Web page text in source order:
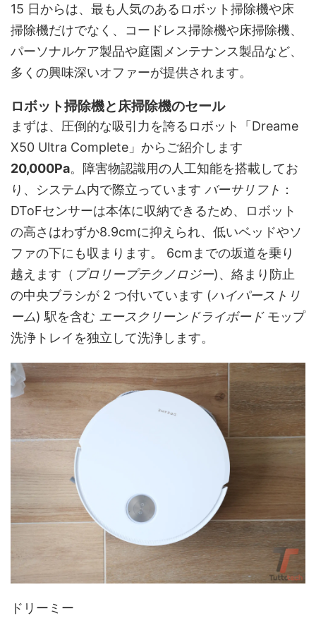
15 日からは、最も人気のあるロボット掃除機や床
掃除機だけでなく、コードレス掃除機や床掃除機、
パーソナルケア製品や庭園メンテナンス製品など、
多くの興味深いオファーが提供されます。
ロボット掃除機と床掃除機のセール
まずは、圧倒的な吸引力を誇るロボット「Dreame
X50 Ultra Complete」からご紹介します
20,000Pa。障害物認識用の人工知能を搭載してお
り、システム内で際立っています バーサリフト ：
DToFセンサーは本体に収納できるため、ロボット
の高さはわずか8.9cmに抑えられ、低いベッドやソ
ファの下にも収まります。 6cmまでの坂道を乗り
越えます（ プロリープテクノロジー)、絡まり防止
の中央ブラシが 2 つ付いています (ハイパーストリ
ーム) 駅を含む エースクリーンドライボードモップ
洗浄トレイを独立して洗浄します。
ドリーミー